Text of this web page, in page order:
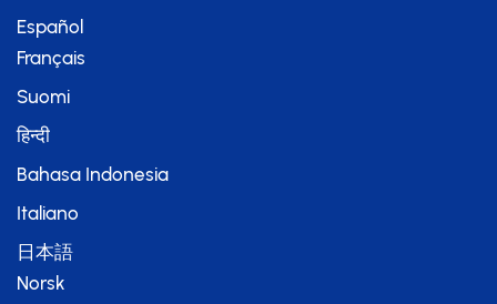
Español
Français
Suomi
हिन्दी
Bahasa Indonesia
Italiano
日本語
Norsk